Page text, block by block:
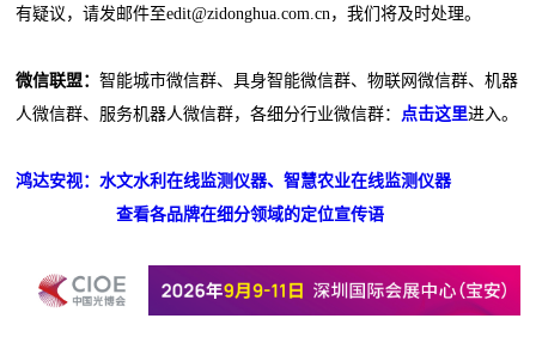
有疑议，请发邮件至edit@zidonghua.com.cn，我们将及时处理。
微信联盟：智能城市微信群、具身智能微信群、物联网微信群、机器
人微信群、服务机器人微信群，各细分行业微信群：
点击这里进入。
鸿达安视：水文水利在线监测仪器、智慧农业在线监测仪器
查看各品牌在细分领域的定位宣传语